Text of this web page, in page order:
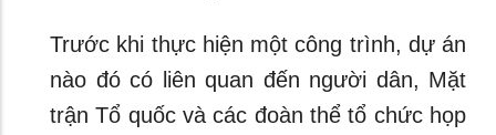
Trước khi thực hiện một công trình, dự án
nào đó có liên quan đến người dân, Mặt
trận Tổ quốc và các đoàn thể tổ chức họp